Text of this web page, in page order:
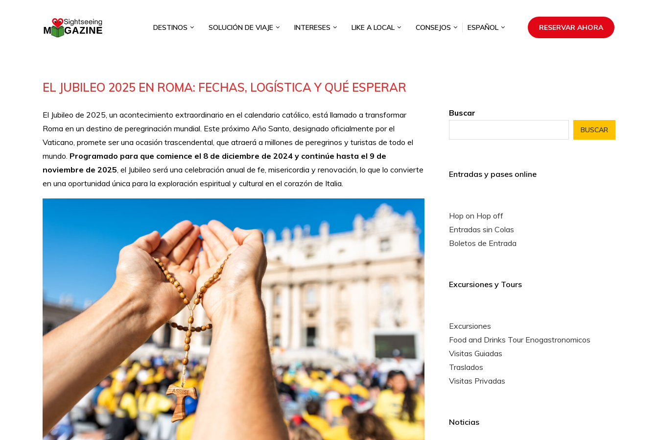
DESTINOS SOLUCIÓN DE VIAJE INTERESES LIKE A LOCAL CONSEJOS ESPAÑOL RESERVAR AHORA
EL JUBILEO 2025 EN ROMA: FECHAS, LOGÍSTICA Y QUÉ ESPERAR
El Jubileo de 2025, un acontecimiento extraordinario en el calendario católico, está llamado a transformar
Roma en un destino de peregrinación mundial. Este próximo Año Santo, designado oficialmente por el
Vaticano, promete ser una ocasión trascendental, que atraerá a millones de peregrinos y turistas de todo el
mundo. Programado para que comience el 8 de diciembre de 2024 y continúe hasta el 9 de
noviembre de 2025, el Jubileo será una celebración anual de fe, misericordia y renovación, lo que lo convierte
en una oportunidad única para la exploración espiritual y cultural en el corazón de Italia.
Buscar
BUSCAR
Entradas y pases online
Hop on Hop off
Entradas sin Colas
Boletos de Entrada
Excursiones y Tours
Excursiones
Food and Drinks Tour Enogastronomicos
Visitas Guiadas
Traslados
Visitas Privadas
Noticias